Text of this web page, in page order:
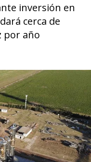
inversión en
cerca de
por año